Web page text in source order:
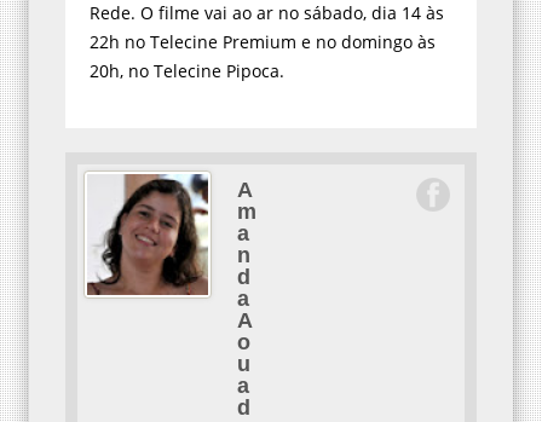
Rede. O filme vai ao ar no sábado, dia 14 às
22h no Telecine Premium e no domingo às
20h, no Telecine Pipoca.
A
m
a
n
d
a
A
o
u
a
d